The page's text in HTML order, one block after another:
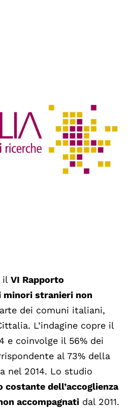
il VI Rapporto
minori stranieri non
dei comuni italiani,
L’indagine copre il
e coinvolge il 56% dei
al 73% della
nel 2014. Lo studio
costante dell’accoglienza
accompagnati dal 2011.